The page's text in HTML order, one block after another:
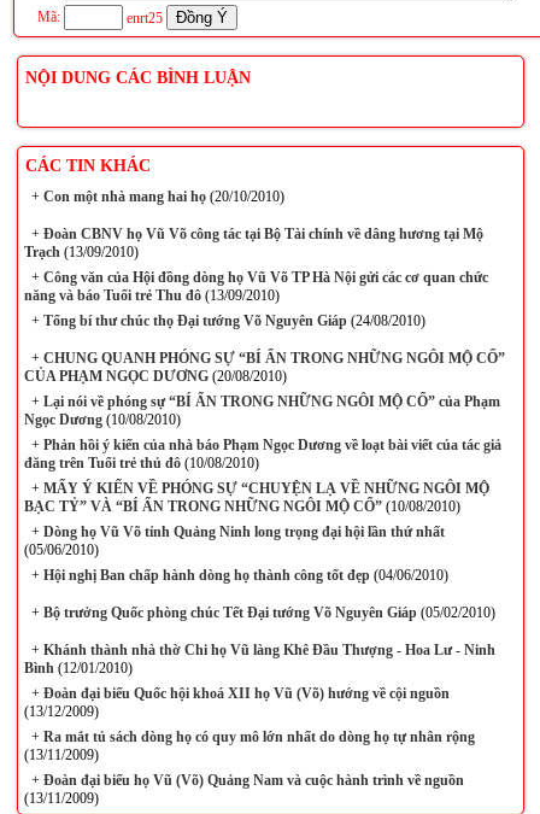
Mã: enrt25
NỘI DUNG CÁC BÌNH LUẬN
CÁC TIN KHÁC
+Con một nhà mang hai họ(20/10/2010)
+Đoàn CBNV họ Vũ Võ công tác tại Bộ Tài chính về dâng hương tại Mộ
Trạch(13/09/2010)
+Công văn của Hội đồng dòng họ Vũ Võ TP Hà Nội gửi các cơ quan chức
năng và báo Tuổi trẻ Thu đô(13/09/2010)
+Tổng bí thư chúc thọ Đại tướng Võ Nguyên Giáp(24/08/2010)
+CHUNG QUANH PHÓNG SỰ “BÍ ẨN TRONG NHỮNG NGÔI MỘ CỔ”
CỦA PHẠM NGỌC DƯƠNG(20/08/2010)
+Lại nói về phóng sự “BÍ ẨN TRONG NHỮNG NGÔI MỘ CỔ” của Phạm
Ngọc Dương(10/08/2010)
+Phản hồi ý kiến của nhà báo Phạm Ngọc Dương về loạt bài viết của tác giả
đăng trên Tuổi trẻ thủ đô(10/08/2010)
+MẤY Ý KIẾN VỀ PHÓNG SỰ “CHUYỆN LẠ VỀ NHỮNG NGÔI MỘ
BẠC TỶ” VÀ “BÍ ẨN TRONG NHỮNG NGÔI MỘ CỔ”(10/08/2010)
+Dòng họ Vũ Võ tỉnh Quảng Ninh long trọng đại hội lần thứ nhất
(05/06/2010)
+Hội nghị Ban chấp hành dòng họ thành công tốt đẹp(04/06/2010)
+Bộ trưởng Quốc phòng chúc Tết Đại tướng Võ Nguyên Giáp(05/02/2010)
+Khánh thành nhà thờ Chi họ Vũ làng Khê Đầu Thượng - Hoa Lư - Ninh
Bình(12/01/2010)
+Đoàn đại biểu Quốc hội khoá XII họ Vũ (Võ) hướng về cội nguồn
(13/12/2009)
+Ra mắt tủ sách dòng họ có quy mô lớn nhất do dòng họ tự nhân rộng
(13/11/2009)
+Đoàn đại biểu họ Vũ (Võ) Quảng Nam và cuộc hành trình về nguồn
(13/11/2009)